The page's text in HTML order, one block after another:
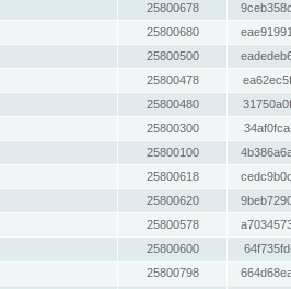
25800678
25800680
25800500
25800478
25800480
25800300
25800100
25800618
25800620
25800578
25800600
25800798